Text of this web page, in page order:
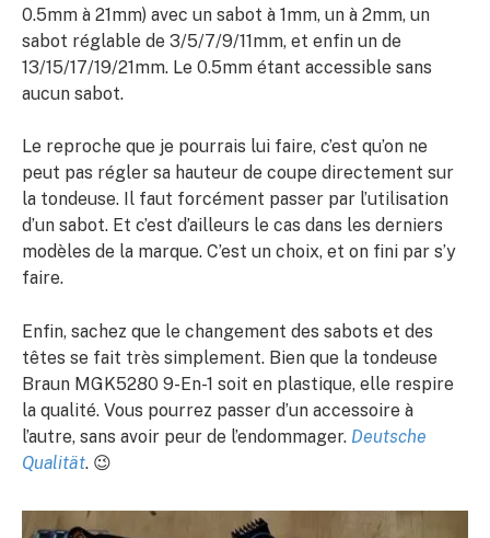
0.5mm à 21mm) avec un sabot à 1mm, un à 2mm, un
sabot réglable de 3/5/7/9/11mm, et enfin un de
13/15/17/19/21mm. Le 0.5mm étant accessible sans
aucun sabot.
Le reproche que je pourrais lui faire, c’est qu’on ne
peut pas régler sa hauteur de coupe directement sur
la tondeuse. Il faut forcément passer par l’utilisation
d’un sabot. Et c’est d’ailleurs le cas dans les derniers
modèles de la marque. C’est un choix, et on fini par s’y
faire.
Enfin, sachez que le changement des sabots et des
têtes se fait très simplement. Bien que la tondeuse
Braun MGK5280 9-En-1 soit en plastique, elle respire
la qualité. Vous pourrez passer d’un accessoire à
l’autre, sans avoir peur de l’endommager. Deutsche
Qualität. 😉